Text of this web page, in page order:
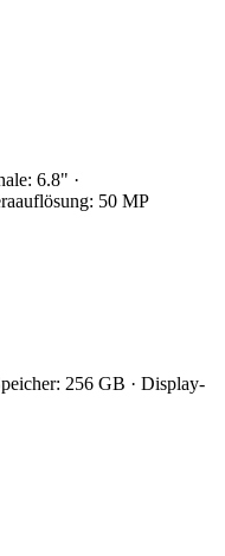
6.8" ·
50 MP
256 GB · Display-